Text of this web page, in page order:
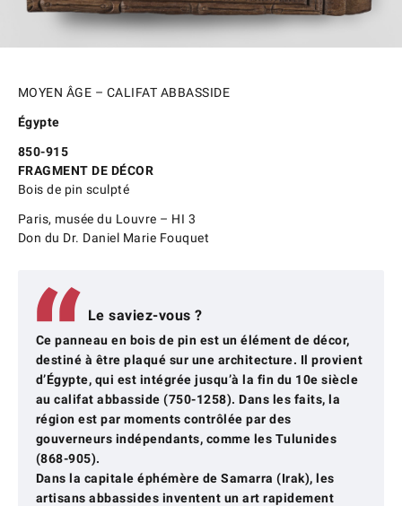
MOYEN ÂGE – CALIFAT ABBASSIDE
Égypte
850-915
FRAGMENT DE DÉCOR
Bois de pin sculpté
Paris, musée du Louvre – HI 3
Don du Dr. Daniel Marie Fouquet
Le saviez-vous ?
Ce panneau en bois de pin est un élément de décor,
destiné à être plaqué sur une architecture. Il provient
d’Égypte, qui est intégrée jusqu’à la fin du 10e siècle
au califat abbasside (750-1258). Dans les faits, la
région est par moments contrôlée par des
gouverneurs indépendants, comme les Tulunides
(868-905).
Dans la capitale éphémère de Samarra (Irak), les
artisans abbassides inventent un art rapidement